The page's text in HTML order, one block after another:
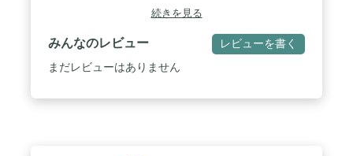
合います。パイルも短めにすることで、スポーツ器
具やバッグにひっかからないよう織り上げられまし
た。 / 【今治タオル認定】日本最大のタオル産地で
ある愛媛県今治市では、数多くのタオルが生み出さ
れています。その中でも高品質なタオルは、一定の
続きを見る
みんなのレビュー レビューを書く
まだレビューはありません